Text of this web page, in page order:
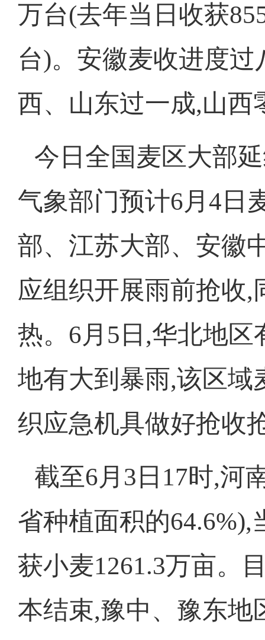
万台(去年当日收获
台)。安徽麦收进度
西、山东过一成,山西
今日全国麦区大部
气象部门预计6月4日
部、江苏大部、安徽
应组织开展雨前抢收
热。6月5日,华北地
地有大到暴雨,该区域
织应急机具做好抢收
截至6月3日17时,河
省种植面积的
获小麦1261.3万亩。
本结束,豫中、豫东地